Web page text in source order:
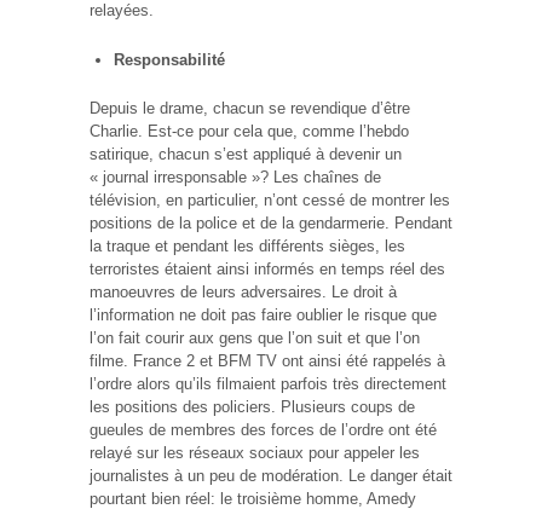
relayées.
Responsabilité
Depuis le drame, chacun se revendique d’être
Charlie. Est-ce pour cela que, comme l’hebdo
satirique, chacun s’est appliqué à devenir un
« journal irresponsable »? Les chaînes de
télévision, en particulier, n’ont cessé de montrer les
positions de la police et de la gendarmerie. Pendant
la traque et pendant les différents sièges, les
terroristes étaient ainsi informés en temps réel des
manoeuvres de leurs adversaires. Le droit à
l’information ne doit pas faire oublier le risque que
l’on fait courir aux gens que l’on suit et que l’on
filme. France 2 et BFM TV ont ainsi été rappelés à
l’ordre alors qu’ils filmaient parfois très directement
les positions des policiers. Plusieurs coups de
gueules de membres des forces de l’ordre ont été
relayé sur les réseaux sociaux pour appeler les
journalistes à un peu de modération. Le danger était
pourtant bien réel: le troisième homme, Amedy